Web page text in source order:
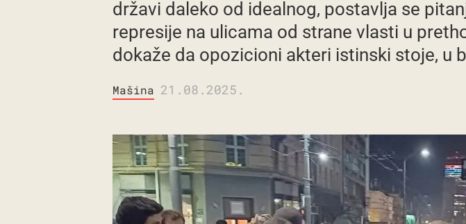
državi daleko od idealnog, postavlja se
represije na ulicama od strane vlasti u
dokaže da opozicioni akteri istinski stoje, u
Mašina 21.08.2025.